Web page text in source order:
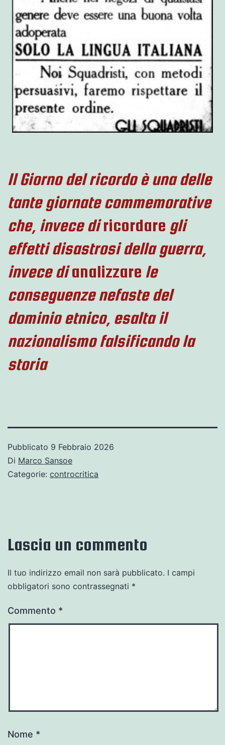
Il Giorno del ricordo è una delle
tante giornate commemorative
che, invece diricordare gli
effetti disastrosi della guerra,
invece dianalizzare le
conseguenze nefaste del
dominio etnico, esalta il
nazionalismo falsificando la
storia
Pubblicato 9 Febbraio 2026
Di Marco Sansoe
Categorie: controcritica
Lascia un commento
Il tuo indirizzo email non sarà pubblicato. I campi
obbligatori sono contrassegnati *
Commento *
Nome *